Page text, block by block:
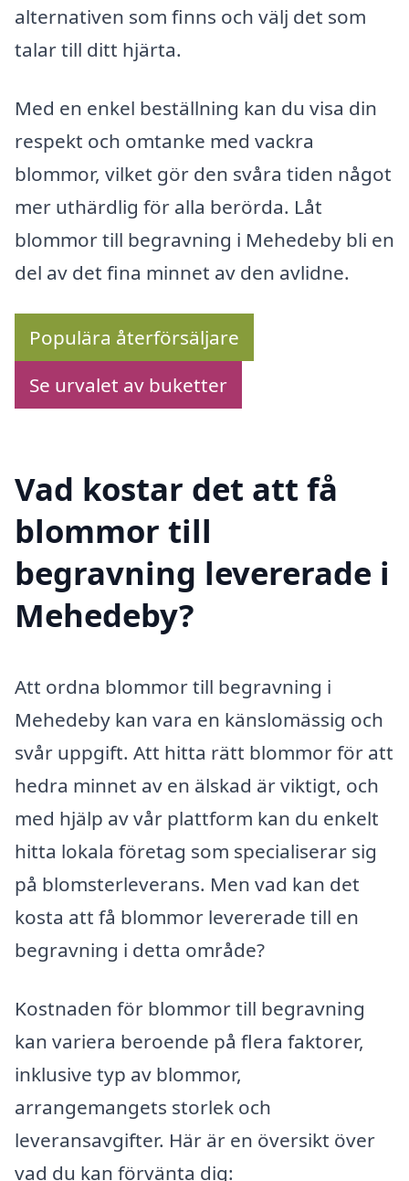
alternativen som finns och välj det som
talar till ditt hjärta.
Med en enkel beställning kan du visa din
respekt och omtanke med vackra
blommor, vilket gör den svåra tiden något
mer uthärdlig för alla berörda. Låt
blommor till begravning i Mehedeby bli en
del av det fina minnet av den avlidne.
Populära återförsäljare
Se urvalet av buketter
Vad kostar det att få
blommor till
begravning levererade i
Mehedeby?
Att ordna blommor till begravning i
Mehedeby kan vara en känslomässig och
svår uppgift. Att hitta rätt blommor för att
hedra minnet av en älskad är viktigt, och
med hjälp av vår plattform kan du enkelt
hitta lokala företag som specialiserar sig
på blomsterleverans. Men vad kan det
kosta att få blommor levererade till en
begravning i detta område?
Kostnaden för blommor till begravning
kan variera beroende på flera faktorer,
inklusive typ av blommor,
arrangemangets storlek och
leveransavgifter. Här är en översikt över
vad du kan förvänta dig: